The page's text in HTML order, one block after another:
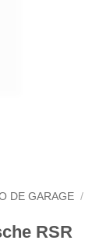
DE GARAGE /
RSR